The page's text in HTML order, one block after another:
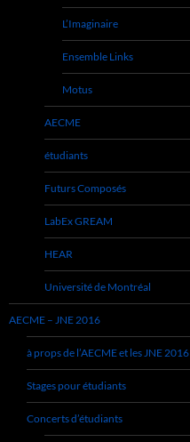
L’Imaginaire
Ensemble Links
Motus
AECME
étudiants
Futurs Composés
LabEx GREAM
HEAR
Université de Montréal
AECME – JNE 2016
à props de l’AECME et les JNE 2016
Stages pour étudiants
Concerts d’étudiants